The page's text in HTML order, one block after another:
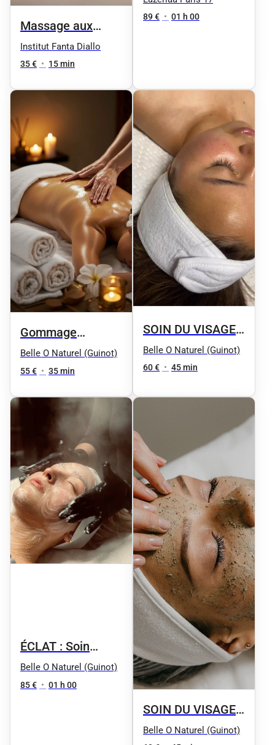
Massage aux
Huilles
Essentielles
Institut Fanta Diallo
35 € • 15 min
séances
89 € • 01 h 00
Gommage
Douceur Relaxant
aux 4 Huiles
Belle O Naturel (Guinot)
55 € • 35 min
SOIN DU VISAGE
// Eclat express :
Gommage et
Belle O Naturel (Guinot)
60 € • 45 min
ÉCLAT : Soin
visage détox
réoxygénant :
Belle O Naturel (Guinot)
85 € • 01 h 00
SOIN DU VISAGE
Eclat express :
Belle O Naturel (Guinot)